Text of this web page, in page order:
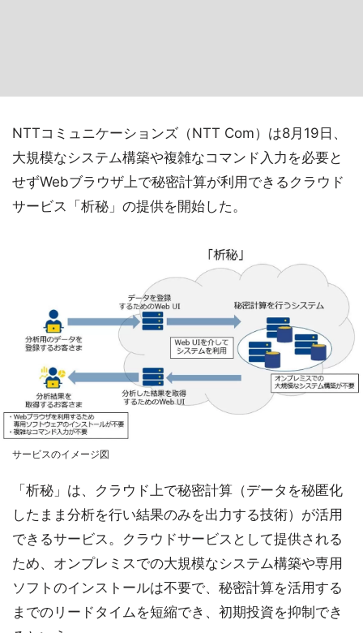
NTTコミュニケーションズ（NTT Com）は8月19日、
大規模なシステム構築や複雑なコマンド入力を必要と
せずWebブラウザ上で秘密計算が利用できるクラウド
サービス「析秘」の提供を開始した。
サービスのイメージ図
「析秘」は、クラウド上で秘密計算（データを秘匿化
したまま分析を行い結果のみを出力する技術）が活用
できるサービス。クラウドサービスとして提供される
ため、オンプレミスでの大規模なシステム構築や専用
ソフトのインストールは不要で、秘密計算を活用する
までのリードタイムを短縮でき、初期投資を抑制でき